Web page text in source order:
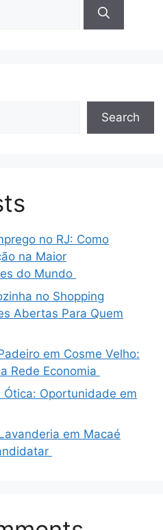
Search
no RJ: Como
na Maior
do Mundo
no Shopping
Abertas Para Quem
em Cosme Velho:
Rede Economia
Oportunidade em
em Macaé